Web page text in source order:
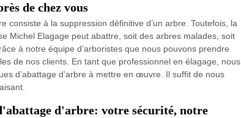
de chez vous
consiste à la suppression définitive d’un arbre. Toutefois, la
Michel Elagage peut abattre, soit des arbres malades, soit
à notre équipe d’arboristes que nous pouvons prendre
de nos clients. En tant que professionnel en élagage, nous
d’abattage d’arbre à mettre en œuvre. Il suffit de nous
d'arbre: votre sécurité, notre